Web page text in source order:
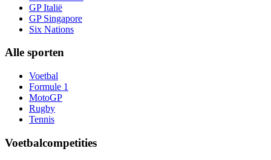
GP Italië
GP Singapore
Six Nations
Alle sporten
Voetbal
Formule 1
MotoGP
Rugby
Tennis
Voetbalcompetities